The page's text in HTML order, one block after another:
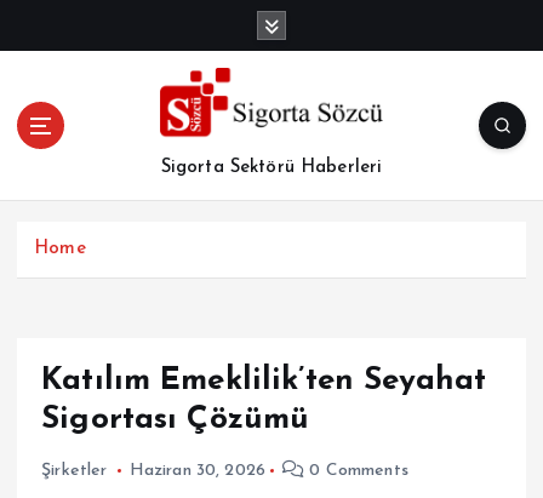
Sigorta Sektörü Haberleri
Home
Katılım Emeklilik’ten Seyahat
Sigortası Çözümü
Şirketler Haziran 30, 2026 0 Comments